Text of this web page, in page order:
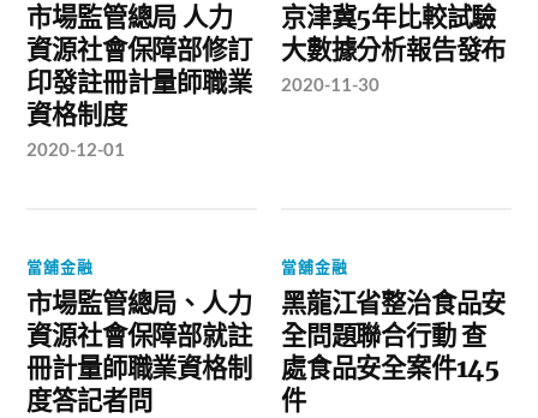
市場監管總局 人力
資源社會保障部修訂
印發註冊計量師職業
資格制度
2020-12-01
京津冀5年比較試驗
大數據分析報告發布
2020-11-30
當舖金融
市場監管總局、人力
資源社會保障部就註
冊計量師職業資格制
度答記者問
當舖金融
黑龍江省整治食品安
全問題聯合行動 查
處食品安全案件145
件